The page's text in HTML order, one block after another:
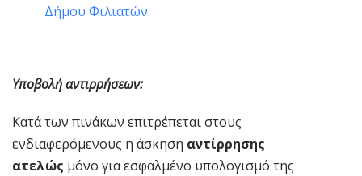
Δήμου Φιλιατών.
Υποβολή αντιρρήσεων:
Κατά των πινάκων επιτρέπεται στους
ενδιαφερόμενους η άσκηση αντίρρησης
ατελώς μόνο για εσφαλμένο υπολογισμό της